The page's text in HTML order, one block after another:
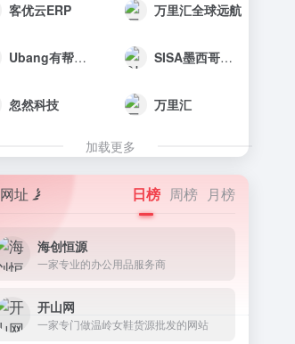
客优云ERP 万里汇全球远航
Ubang有帮科技 SISA墨西哥海外仓
忽然科技 万里汇
加载更多
网址 日榜 周榜 月榜
海创恒源
一家专业的办公用品服务商
开山网
一家专门做温岭女鞋货源批发的网站